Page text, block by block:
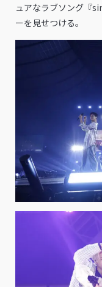
ュアなラブソング『
ーを見せつける。